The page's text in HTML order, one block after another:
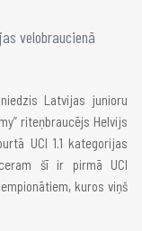
velobraucienā
Latvijas junioru
riteņbraucējs Helvijs
UCI 1.1 kategorijas
šī ir pirmā UCI
kuros viņš